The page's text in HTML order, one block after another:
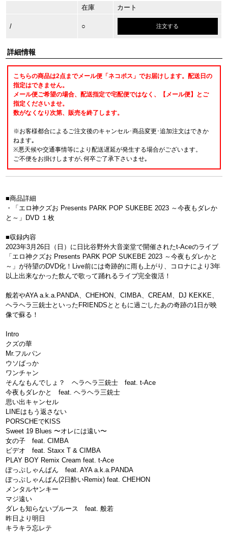
在庫 カート
/ ○ 注文する
詳細情報
こちらの商品は2点までメール便「ネコポス」でお届けします。配送日の
指定はできません。
メール便ご希望の場合、配送指定で宅配便ではなく、【メール便】とご
指定くださいませ。
数がなくなり次第、販売を終了します。
※お客様都合によるご注文後のキャンセル･商品変更･追加注文はできか
ねます｡
※悪天候や交通事情等により配送遅延が発生する場合がございます。
ご不便をお掛けしますが､何卒ご了承下さいませ｡
■商品詳細
・「エロ神クズお Presents PARK POP SUKEBE 2023 ～今夜もダレか
と～」DVD １枚
■収録内容
2023年3月26日（日）に日比谷野外大音楽堂で開催されたt-Aceのライブ
「エロ神クズお Presents PARK POP SUKEBE 2023 ～今夜もダレかと
～」が待望のDVD化！Live前には奇跡的に雨も上がり、コロナにより3年
以上出来なかった飲んで歌って踊れるライブ完全復活！
般若やAYA a.k.a.PANDA、CHEHON、CIMBA、CREAM、DJ KEKKE、
ヘラヘラ三銃士といったFRIENDSとともに過ごしたあの奇跡の1日が映
像で蘇る！
Intro
クズの華
Mr.フルパン
ウソばっか
ワンチャン
そんなもんでしょ？ ヘラヘラ三銃士 feat. t-Ace
今夜もダレかと feat. ヘラヘラ三銃士
思い出キャンセル
LINEはもう返さない
PORSCHEでKISS
Sweet 19 Blues 〜オレには遠い〜
女の子 feat. CIMBA
ビデオ feat. Staxx T & CIMBA
PLAY BOY Remix Cream feat. t-Ace
ぽっぷしゃんぱん feat. AYA a.k.a.PANDA
ぽっぷしゃんぱん(2日酔いRemix) feat. CHEHON
メンタルヤンキー
マジ遠い
ダレも知らないブルース feat. 般若
昨日より明日
キラキラ忘レテ